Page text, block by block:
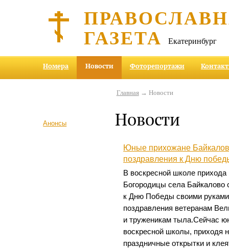
ГАЗЕТА Екатеринбург
Номера Новости Фоторепортажи
Анонсы
Главная→ Новости
Новости
Юные прихожане
поздравления к Дню
В воскресной школе
Богородицы села Байкалово
к Дню Победы своими
поздравления ветеранам
и труженикам тыла.Сейчас
воскресной школы, приходя
праздничные открытки и